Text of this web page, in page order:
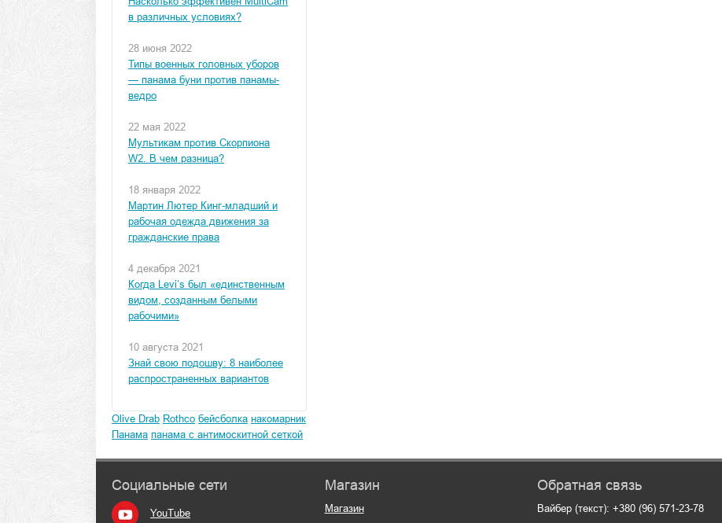
в различных условиях?
28 июня 2022
Типы военных головных уборов
— панама буни против панамы-
ведро
22 мая 2022
Мультикам против Скорпиона
W2. В чем разница?
18 января 2022
Мартин Лютер Кинг-младший и
рабочая одежда движения за
гражданские права
4 декабря 2021
Когда Levi’s был «единственным
видом, созданным белыми
рабочими»
10 августа 2021
Знай свою подошву: 8 наиболее
распространенных вариантов
Olive Drab Rothco бейсболка накомарник
Панама панама с антимоскитной сеткой
Социальные сети
YouTube
Магазин
Магазин
Обратная связь
Вайбер (текст): +380 (96) 571-23-78